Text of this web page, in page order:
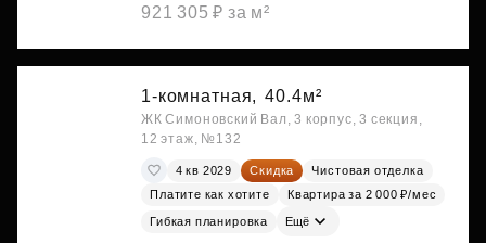
921 305 ₽ за м²
1-комнатная, 40.4м²
ЖК Симоновский Вал, 3 корпус, 3 секция,
12 этаж, №132
4 кв 2029 Скидка
Чистовая отделка
Платите как хотите
Квартира за 2 000 ₽/мес
Гибкая планировка Ещё